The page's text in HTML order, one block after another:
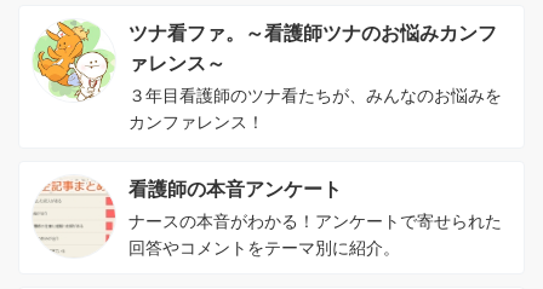
ツナ看ファ。～看護師ツナのお悩みカンフ
ァレンス～
３年目看護師のツナ看たちが、みんなのお悩みを
カンファレンス！
看護師の本音アンケート
ナースの本音がわかる！アンケートで寄せられた
回答やコメントをテーマ別に紹介。